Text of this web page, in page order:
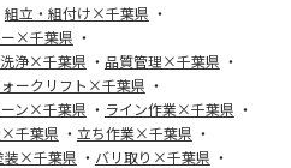
組立・組付け×千葉県
ー×千葉県
浄×千葉県
品質管理×千葉県
ークリフト×千葉県
ン×千葉県
ライン作業×千葉県
×千葉県
立ち作業×千葉県
装×千葉県
バリ取り×千葉県